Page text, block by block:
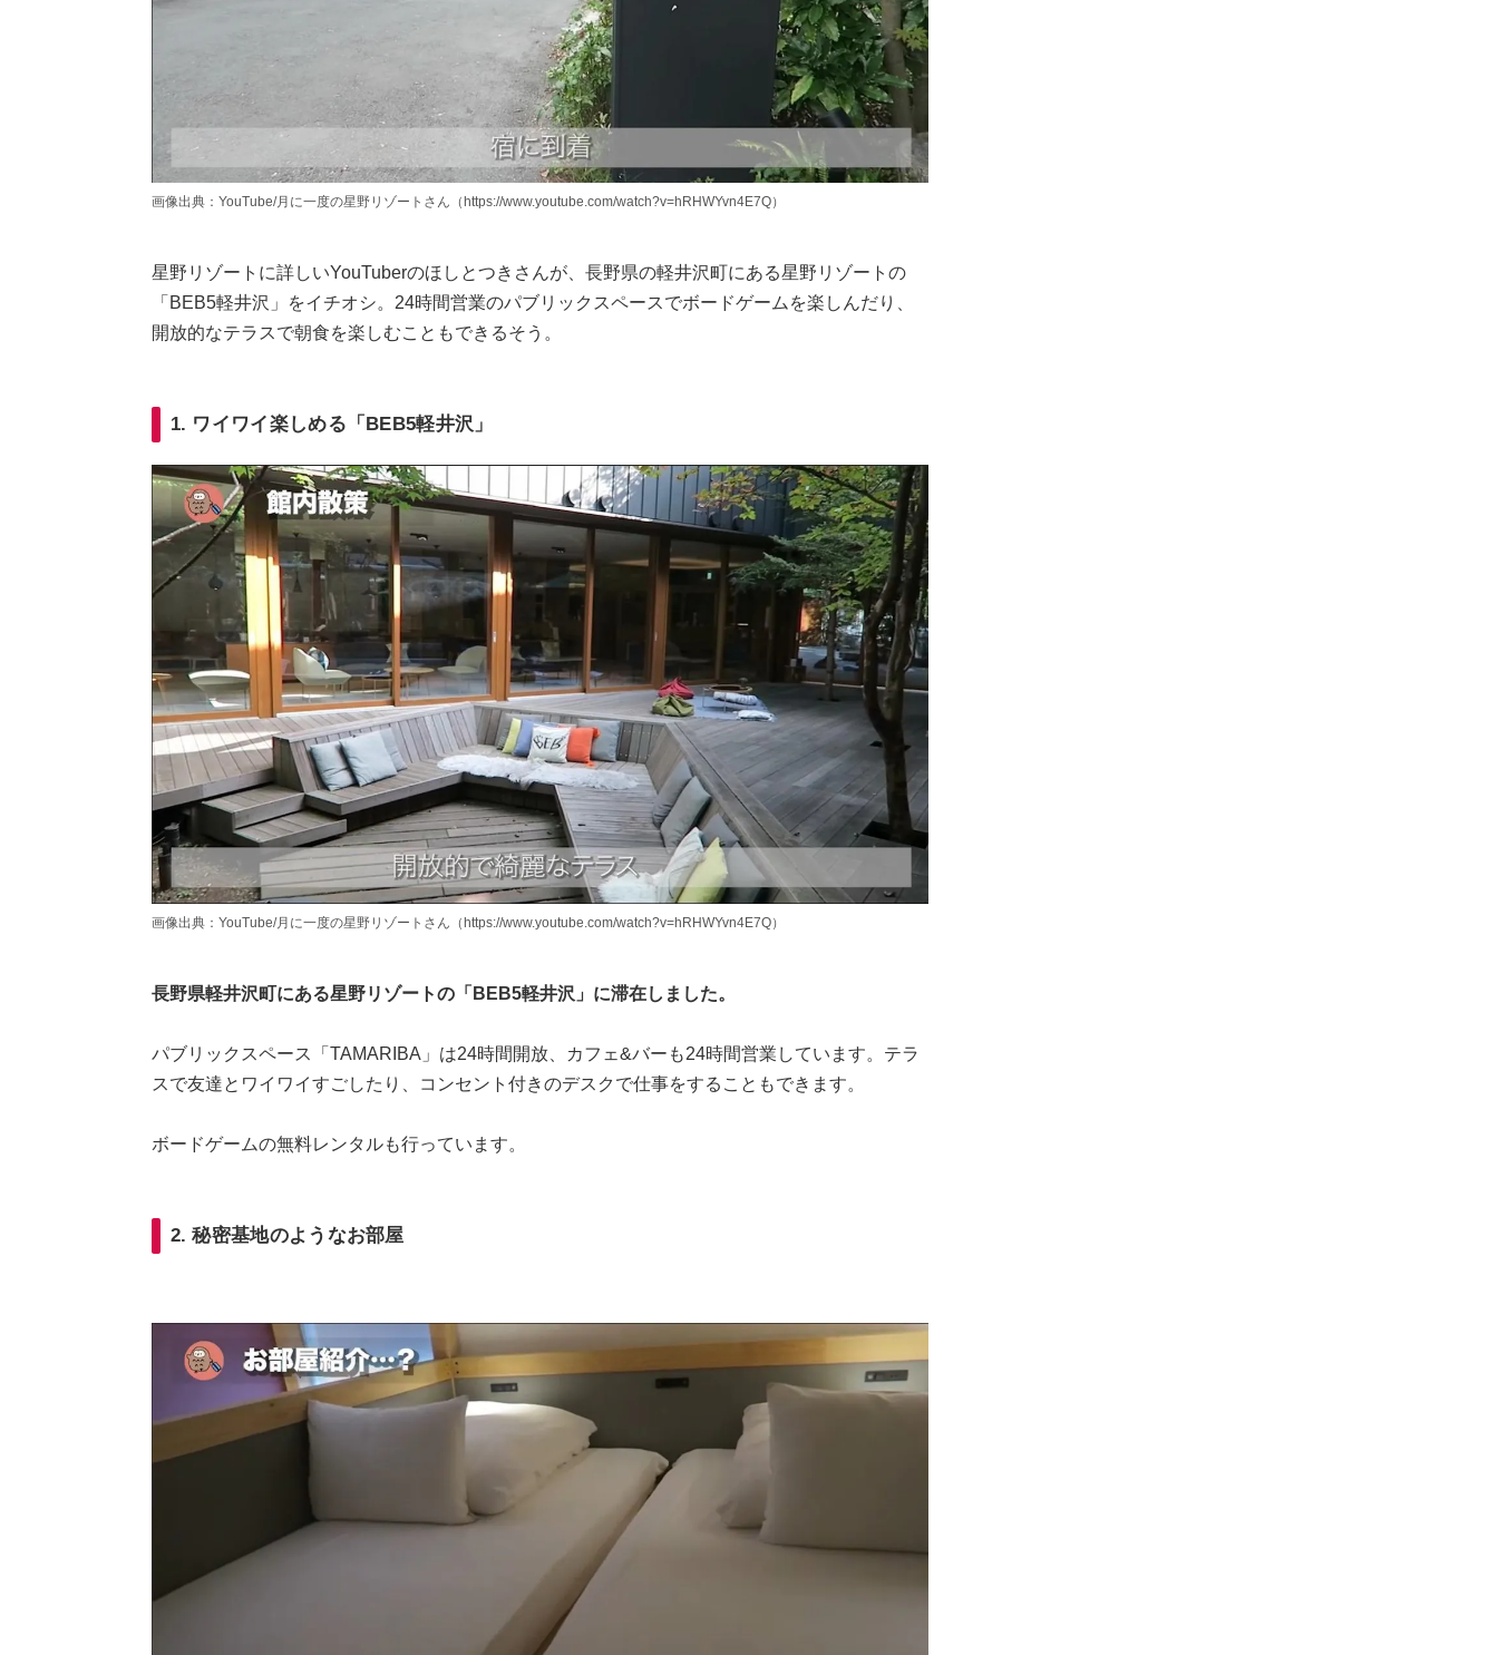
画像出典：YouTube/月に一度の星野リゾートさん（https://www.youtube.com/watch?v=hRHWYvn4E7Q）
星野リゾートに詳しいYouTuberのほしとつきさんが、長野県の軽井沢町にある星野リゾートの
「BEB5軽井沢」をイチオシ。24時間営業のパブリックスペースでボードゲームを楽しんだり、
開放的なテラスで朝食を楽しむこともできるそう。
1. ワイワイ楽しめる「BEB5軽井沢」
画像出典：YouTube/月に一度の星野リゾートさん（https://www.youtube.com/watch?v=hRHWYvn4E7Q）
長野県軽井沢町にある星野リゾートの「BEB5軽井沢」に滞在しました。
パブリックスペース「TAMARIBA」は24時間開放、カフェ&バーも24時間営業しています。テラ
スで友達とワイワイすごしたり、コンセント付きのデスクで仕事をすることもできます。
ボードゲームの無料レンタルも行っています。
2. 秘密基地のようなお部屋